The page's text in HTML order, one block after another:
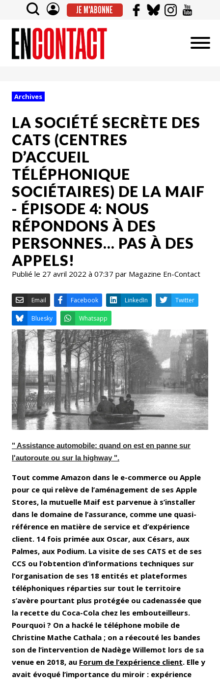
JE M'ABONNE
Archives
LA SOCIÉTÉ SECRÈTE DES
CATS (CENTRES
D’ACCUEIL
TÉLÉPHONIQUE
SOCIÉTAIRES) DE LA MAIF
- ÉPISODE 4: NOUS
RÉPONDONS À DES
PERSONNES... PAS À DES
APPELS!
Publié le 27 avril 2022 à 07:37 par Magazine En-Contact
Email Facebook LinkedIn
Bluesky Whatsapp
" Assistance automobile: quand on est en panne sur
l'autoroute ou sur la highway ".
Tout comme Amazon dans le e-commerce ou Apple
pour ce qui relève de l’aménagement de ses Apple
Stores, la mutuelle Maif est parvenue à s’installer
dans le domaine de l’assurance, comme une quasi-
référence en matière de service et d’expérience
client. 14 fois primée aux Oscar, aux Césars, aux
Palmes, aux Podium. La visite de ses CATS et de ses
CCS ou l’obtention d’informations techniques sur
l’organisation de ses 18 entités et plateformes
téléphoniques réparties sur tout le territoire
s’avère pourtant plus protégée ou cadenassée que
la recette du Coca-Cola chez les embouteilleurs.
Pourquoi ? On a hacké le téléphone mobile de
Christine Mathe Cathala ; on a réecouté les bandes
son de l’intervention de Nadège Willemot lors de sa
venue en 2018, au Forum de l’expérience client. Elle y
avait évoqué l’importance du miroir : expérience